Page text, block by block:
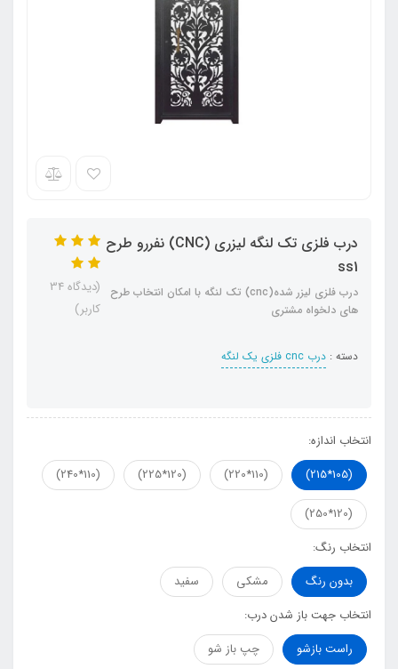
درب فلزی تک لنگه لیزری (CNC) نفررو طرح
ss1
درب فلزی لیزر شده(cnc) تک لنگه با امکان انتخاب طرح
های دلخواه مشتری
دسته : درب cnc فلزی یک لنگه
(دیدگاه 34
کاربر)
انتخاب اندازه:
(105*215)
(110*220)
(120*225)
(110*240)
(120*250)
انتخاب رنگ:
بدون رنگ
مشکی
سفید
انتخاب جهت باز شدن درب:
راست بازشو
چپ باز شو